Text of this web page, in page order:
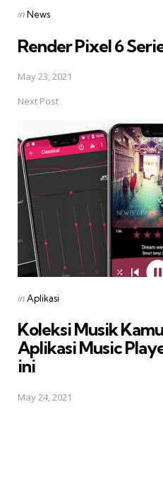
Posted
inNews
Render Pixel 6
May 23, 2021
Next Post
Posted
inAplikasi
Koleksi Musik
Aplikasi Music
ini
May 24, 2021